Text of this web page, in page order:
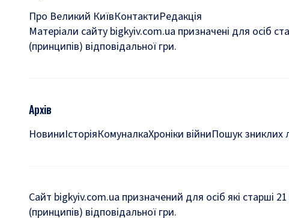
Про Великий КиївКонтактиРедакція
Матеріали сайту bigkyiv.com.ua призначені для осіб
(принципів) відповідальної гри.
Архів
НовиниІсторіяКомуналкаХроніки війниПошук зниклих
Сайт bigkyiv.com.ua призначений для осіб які старші
(принципів) відповідальної гри.